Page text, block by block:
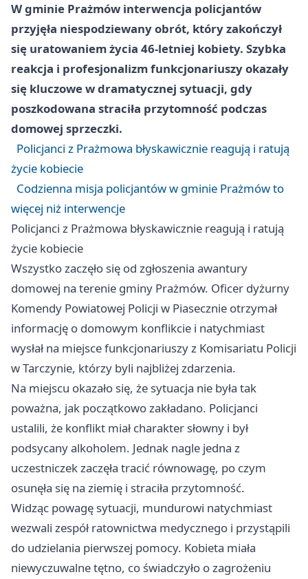
W gminie Prażmów interwencja policjantów
przyjęła niespodziewany obrót, który zakończył
się uratowaniem życia 46-letniej kobiety. Szybka
reakcja i profesjonalizm funkcjonariuszy okazały
się kluczowe w dramatycznej sytuacji, gdy
poszkodowana straciła przytomność podczas
domowej sprzeczki.
Policjanci z Prażmowa błyskawicznie reagują i ratują
życie kobiecie
Codzienna misja policjantów w gminie Prażmów to
więcej niż interwencje
Policjanci z Prażmowa błyskawicznie reagują i ratują
życie kobiecie
Wszystko zaczęło się od zgłoszenia awantury
domowej na terenie gminy Prażmów. Oficer dyżurny
Komendy Powiatowej Policji w Piasecznie otrzymał
informację o domowym konflikcie i natychmiast
wysłał na miejsce funkcjonariuszy z Komisariatu Policji
w Tarczynie, którzy byli najbliżej zdarzenia.
Na miejscu okazało się, że sytuacja nie była tak
poważna, jak początkowo zakładano. Policjanci
ustalili, że konflikt miał charakter słowny i był
podsycany alkoholem. Jednak nagle jedna z
uczestniczek zaczęła tracić równowagę, po czym
osunęła się na ziemię i straciła przytomność.
Widząc powagę sytuacji, mundurowi natychmiast
wezwali zespół ratownictwa medycznego i przystąpili
do udzielania pierwszej pomocy. Kobieta miała
niewyczuwalne tętno, co świadczyło o zagrożeniu